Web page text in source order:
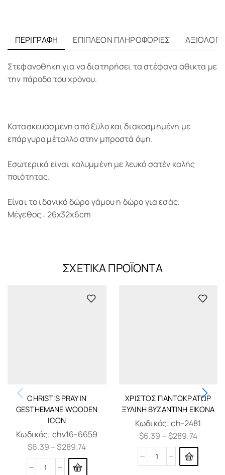
ΠΕΡΙΓΡΑΦΉ ΕΠΙΠΛΈΟΝ ΠΛΗΡΟΦΟΡΊΕΣ
Στεφανoθήκη για να διατηρήσει τα στέφανα άθικτα με
την πάροδο του χρόνου.
Κατασκευασμένη από ξύλο και διακοσμημένη με
επάργυρο μέταλλο στην μπροστά όψη.
Εσωτερικά είναι καλυμμένη με λευκό σατέν καλής
ποιότητας.
Είναι το ιδανικό δώρο γάμου η δώρο για εσάς.
Μέγεθος : 26x32x6cm
ΣΧΕΤΙΚΆ ΠΡΟΪΌΝΤΑ
CHRIST’S PRAY IN
GESTHEMANE WOODEN
ICON
Κωδικός: chv16-6659
$6.39 –$289.74
ΧΡΙΣΤΌΣ ΠΑΝΤΟΚΡΆΤΩΡ
ΞΎΛΙΝΗ ΒΥΖΑΝΤΙΝΉ ΕΙΚΌΝΑ
Κωδικός:ch-2481
$6.39 –$289.74